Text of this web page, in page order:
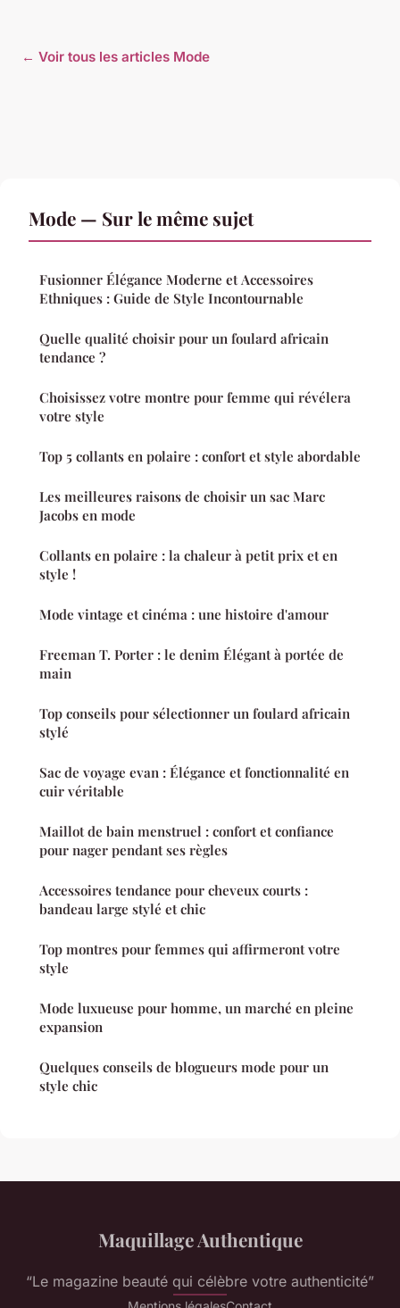
← Voir tous les articles Mode
Mode — Sur le même sujet
Fusionner Élégance Moderne et Accessoires
Ethniques : Guide de Style Incontournable
Quelle qualité choisir pour un foulard africain
tendance ?
Choisissez votre montre pour femme qui révélera
votre style
Top 5 collants en polaire : confort et style abordable
Les meilleures raisons de choisir un sac Marc
Jacobs en mode
Collants en polaire : la chaleur à petit prix et en
style !
Mode vintage et cinéma : une histoire d'amour
Freeman T. Porter : le denim Élégant à portée de
main
Top conseils pour sélectionner un foulard africain
stylé
Sac de voyage evan : Élégance et fonctionnalité en
cuir véritable
Maillot de bain menstruel : confort et confiance
pour nager pendant ses règles
Accessoires tendance pour cheveux courts :
bandeau large stylé et chic
Top montres pour femmes qui affirmeront votre
style
Mode luxueuse pour homme, un marché en pleine
expansion
Quelques conseils de blogueurs mode pour un
style chic
Maquillage Authentique
“Le magazine beauté qui célèbre votre authenticité”